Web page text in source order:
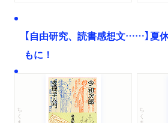
【自由研究、読書感想文……】夏
もに！
ちくま文庫 ちくま学芸文庫